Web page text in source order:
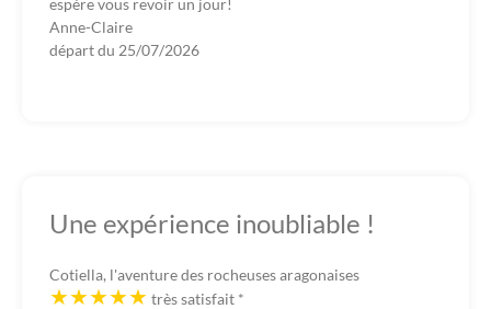
espère vous revoir un jour!
Anne-Claire
départ du 25/07/2026
Une expérience inoubliable !
Cotiella, l'aventure des rocheuses aragonaises
très satisfait *